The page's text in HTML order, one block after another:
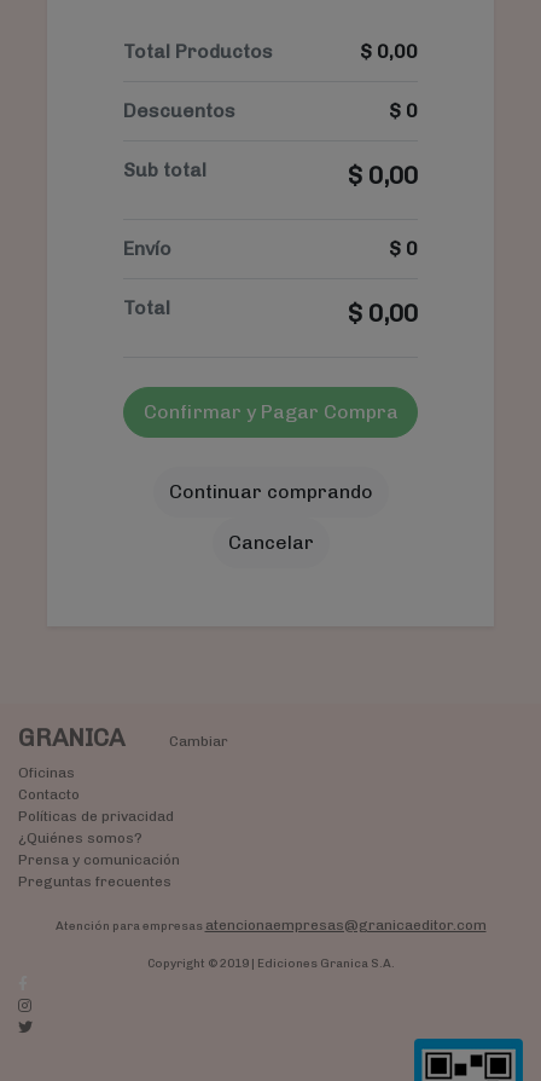
Total Productos $ 0,00
Descuentos $ 0
Sub total $ 0,00
Envío $ 0
Total $ 0,00
Confirmar y Pagar Compra
Continuar comprando
Cancelar
GRANICA
Cambiar
Oficinas
Contacto
Políticas de privacidad
¿Quiénes somos?
Prensa y comunicación
Preguntas frecuentes
Atención para empresas atencionaempresas@granicaeditor.com
Copyright © 2019 | Ediciones Granica S.A.